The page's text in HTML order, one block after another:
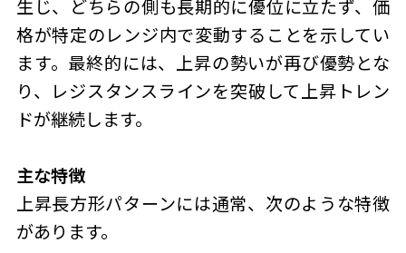
生じ、どちらの側も長期的に優位に立たず、価
格が特定のレンジ内で変動することを示してい
ます。最終的には、上昇の勢いが再び優勢とな
り、レジスタンスラインを突破して上昇トレン
ドが継続します。
主な特徴
上昇長方形パターンには通常、次のような特徴
があります。